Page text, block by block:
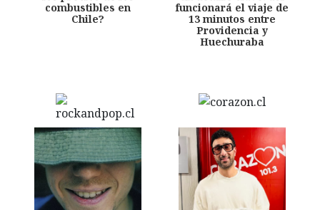
combustibles en
Chile?
funcionará el viaje de
13 minutos entre
Providencia y
Huechuraba